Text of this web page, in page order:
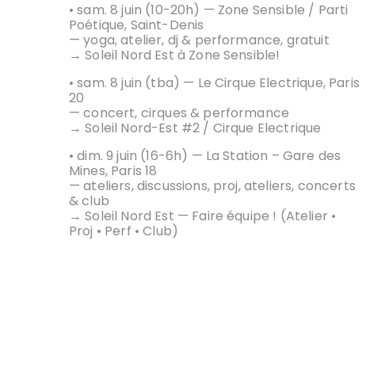
• sam. 8 juin (10-20h) — Zone Sensible / Parti
Poétique, Saint-Denis
— yoga, atelier, dj & performance, gratuit
→Soleil Nord Est à Zone Sensible!
• sam. 8 juin (tba) — Le Cirque Electrique, Paris
20
— concert, cirques & performance
→Soleil Nord-Est #2 / Cirque Electrique
• dim. 9 juin (16-6h) — La Station – Gare des
Mines, Paris 18
— ateliers, discussions, proj, ateliers, concerts
& club
→Soleil Nord Est — Faire équipe ! (Atelier •
Proj • Perf • Club)